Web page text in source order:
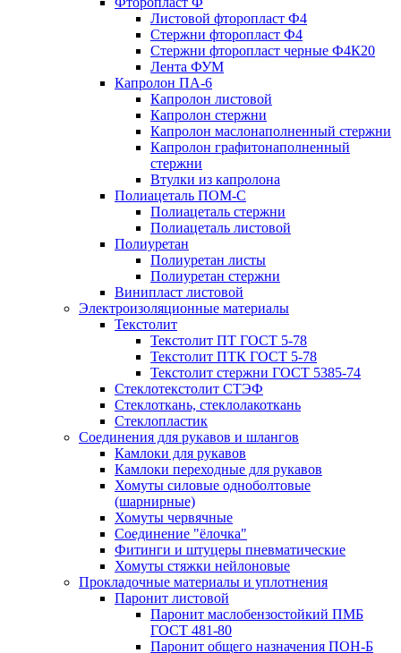
Листовой фторопласт Ф4
Стержни фторопласт Ф4
Стержни фторопласт черные Ф4К20
Лента ФУМ
Капролон ПА-6
Капролон листовой
Капролон стержни
Капролон маслонаполненный стержни
Капролон графитонаполненный
стержни
Втулки из капролона
Полиацеталь ПОМ-С
Полиацеталь стержни
Полиацеталь листовой
Полиуретан
Полиуретан листы
Полиуретан стержни
Винипласт листовой
Электроизоляционные материалы
Текстолит
Текстолит ПТ ГОСТ 5-78
Текстолит ПТК ГОСТ 5-78
Текстолит стержни ГОСТ 5385-74
Стеклотекстолит СТЭФ
Стеклоткань, стеклолакоткань
Стеклопластик
Соединения для рукавов и шлангов
Камлоки для рукавов
Камлоки переходные для рукавов
Хомуты силовые одноболтовые
(шарнирные)
Хомуты червячные
Соединение "ёлочка"
Фитинги и штуцеры пневматические
Хомуты стяжки нейлоновые
Прокладочные материалы и уплотнения
Паронит листовой
Паронит маслобензостойкий ПМБ
ГОСТ 481-80
Паронит общего назначения ПОН-Б